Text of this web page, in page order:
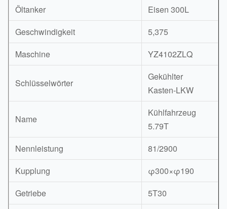
Öltanker
Eisen 300L
Geschwindigkeit
5,375
Maschine
YZ4102ZLQ
Schlüsselwörter
Gekühlter
Kasten-LKW
Name
Kühlfahrzeug
5.79T
Nennleistung
81/2900
Kupplung
φ300×φ190
Getriebe
5T30